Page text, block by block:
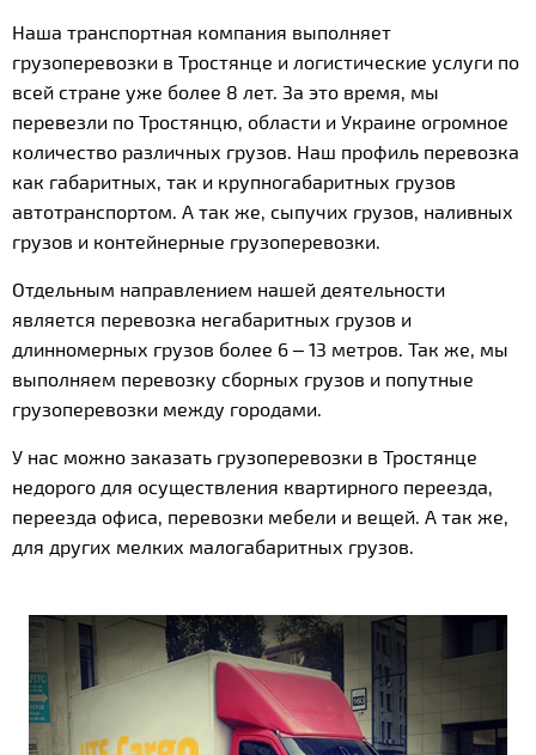
Наша транспортная компания выполняет
грузоперевозки в Тростянце и логистические услуги по
всей стране уже более 8 лет. За это время, мы
перевезли по Тростянцю, области и Украине огромное
количество различных грузов. Наш профиль перевозка
как габаритных, так и крупногабаритных грузов
автотранспортом. А так же, сыпучих грузов, наливных
грузов и контейнерные грузоперевозки.
Отдельным направлением нашей деятельности
является перевозка негабаритных грузов и
длинномерных грузов более 6 – 13 метров. Так же, мы
выполняем перевозку сборных грузов и попутные
грузоперевозки между городами.
У нас можно заказать грузоперевозки в Тростянце
недорого для осуществления квартирного переезда,
переезда офиса, перевозки мебели и вещей. А так же,
для других мелких малогабаритных грузов.